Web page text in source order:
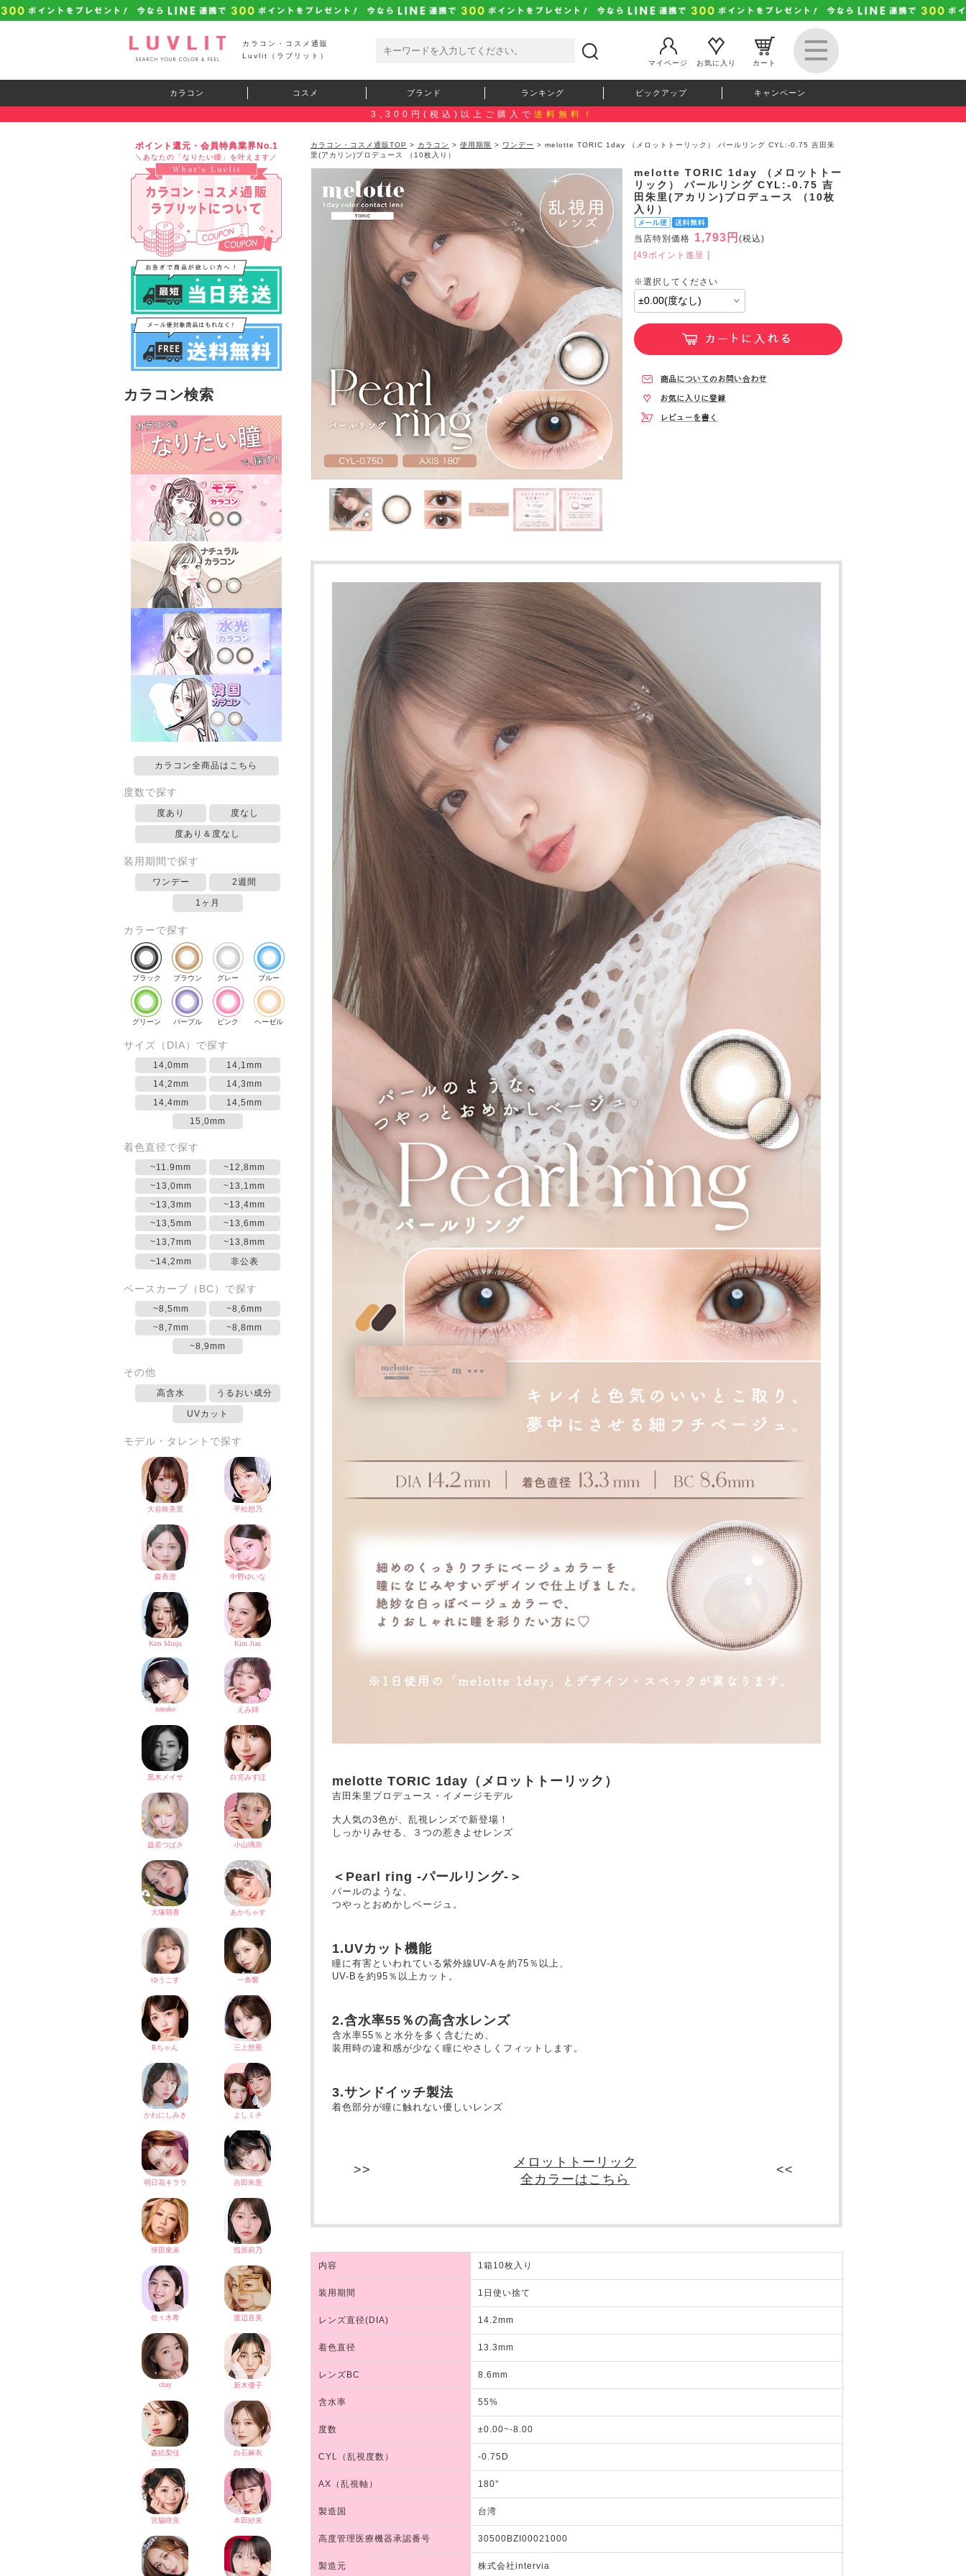
カラコン・コスメ通販
Luvlit（ラブリット）
マイページ
お気に入り カート
カラコン コスメ ブランド ランキング ピックアップ キャンペーン
3,300円(税込)以上ご購入で 送料無料！
ポイント還元・会員特典業界No.1
＼あなたの「なりたい瞳」を叶えます／
カラコン検索
カラコン全商品はこちら
度数で探す
度あり 度なし
度あり＆度なし
装用期間で探す
ワンデー 2週間
1ヶ月
カラーで探す
ブラック ブラウン グレー ブルー
グリーン パープル ピンク ヘーゼル
サイズ（DIA）で探す
14,0mm
14,1mm
14,2mm
14,3mm
14,4mm
14,5mm
15,0mm
着色直径で探す
~11.9mm
~12,8mm
~13,0mm
~13,1mm
~13,3mm
~13,4mm
~13,5mm
~13,6mm
~13,7mm
~13,8mm
~14,2mm
非公表
ベースカーブ（BC）で探す
~8,5mm
~8,6mm
~8,7mm
~8,8mm
~8,9mm
その他
高含水 うるおい成分
UVカット
モデル・タレントで探す
カラコン・コスメ通販TOP > カラコン > 使用期限 > ワンデー > melotte TORIC 1day （メロットトーリック） パールリング CYL:-0.75 吉田朱
里(アカリン)プロデュース （10枚入り）
melotte TORIC 1day （メロットトー
リック） パールリング CYL:-0.75 吉
田朱里(アカリン)プロデュース （10枚
入り）
当店特別価格 1,793円 (税込)
[49ポイント進呈 ]
melotte TORIC 1day（メロットトーリック）
吉田朱里プロデュース・イメージモデル
大人気の3色が、乱視レンズで新登場！
しっかりみせる、３つの惹きよせレンズ
＜Pearl ring -パールリング-＞
パールのような、
つやっとおめかしベージュ。
1.UVカット機能
瞳に有害といわれている紫外線UV-Aを約75％以上、
UV-Bを約95％以上カット。
2.含水率55％の高含水レンズ
含水率55％と水分を多く含むため、
装用時の違和感が少なく瞳にやさしくフィットします。
3.サンドイッチ製法
着色部分が瞳に触れない優しいレンズ
メロットトーリック
全カラーはこちら
内容 1箱10枚入り
装用期間 1日使い捨て
レンズ直径(DIA) 14.2mm
着色直径 13.3mm
レンズBC 8.6mm
含水率 55%
度数 ±0.00~-8.00
CYL（乱視度数） -0.75D
AX（乱視軸） 180°
製造国 台湾
高度管理医療機器承認番号 30500BZI00021000
製造元 株式会社intervia